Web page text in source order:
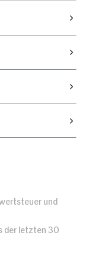
und
der letzten 30